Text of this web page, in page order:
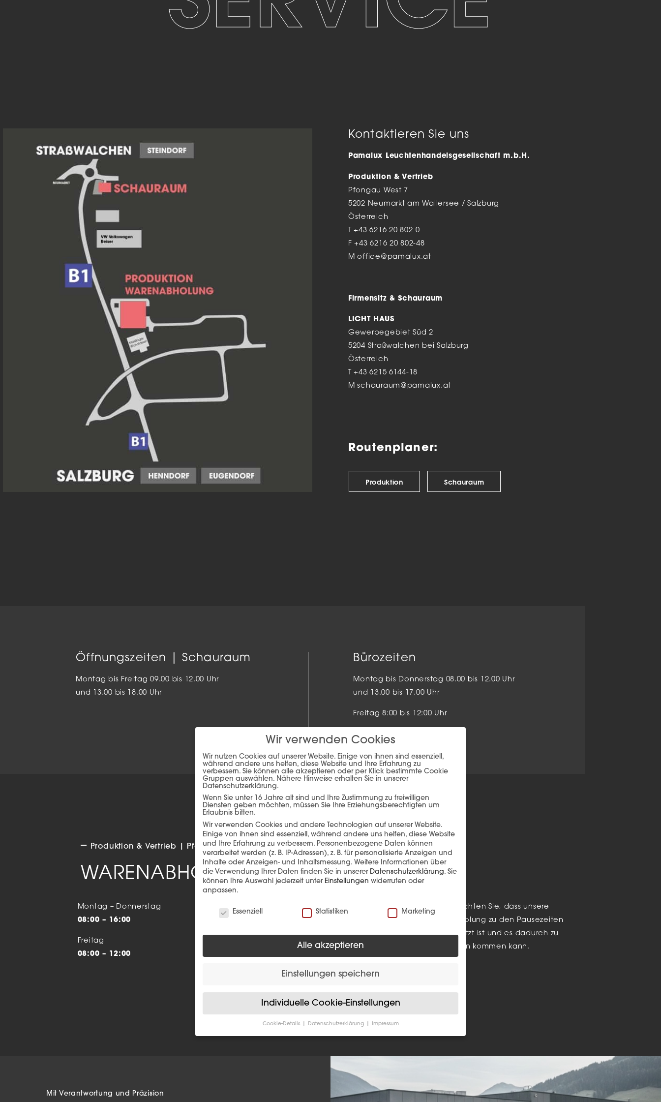
Deckenleuchten
Tisch- &
Stehleuchten
Kontaktieren Sie uns
Pamalux Leuchtenhandelsgesellschaft m.b.H.
Produktion & Vertrieb
Pfongau West 7
5202 Neumarkt am Wallersee / Salzburg
Österreich
T+43 6216 20 802-0
F +43 6216 20 802-48
Moffice@pamalux.at
Firmensitz & Schauraum
LICHT HAUS
Gewerbegebiet Süd 2
5204 Straßwalchen bei Salzburg
Österreich
T+43 6215 6144-18
Mschauraum@pamalux.at
Routenplaner:
Produktion Schauraum
Öffnungszeiten | Schauraum
Montag bis Freitag 09.00 bis 12.00 Uhr
und 13.00 bis 18.00 Uhr
Bürozeiten
Montag bis Donnerstag 08.00 bis 12.00 Uhr
und 13.00 bis 17.00 Uhr
Freitag 8:00 bis 12:00 Uhr
Produktion & Vertrieb | Pfongau West 7
WARENABHOLUNG /-ANLIEFERUNG
Montag – Donnerstag
08:00 – 16:00
Freitag
08:00 – 12:00
12:00 – 12:30
*Bitte beachten Sie, dass unsere
Warenabholung zu den Pausezeiten
nicht besetzt ist und es dadurch zu
Wartezeiten kommen kann.
Mit Verantwortung und Präzision
Wir verwenden Cookies
Wir nutzen Cookies auf unserer Website. Einige von ihnen sind essenziell,
während andere uns helfen, diese Website und Ihre Erfahrung zu
verbessern. Sie können alle akzeptieren oder per Klick bestimmte Cookie
Gruppen auswählen. Nähere Hinweise erhalten Sie in unserer
Datenschutzerklärung.
Wenn Sie unter 16 Jahre alt sind und Ihre Zustimmung zu freiwilligen
Diensten geben möchten, müssen Sie Ihre Erziehungsberechtigten um
Erlaubnis bitten.
Wir verwenden Cookies und andere Technologien auf unserer Website.
Einige von ihnen sind essenziell, während andere uns helfen, diese Website
und Ihre Erfahrung zu verbessern. Personenbezogene Daten können
verarbeitet werden (z. B. IP-Adressen), z. B. für personalisierte Anzeigen und
Inhalte oder Anzeigen- und Inhaltsmessung. Weitere Informationen über
die Verwendung Ihrer Daten finden Sie in unserer Datenschutzerklärung. Sie
können Ihre Auswahl jederzeit unter Einstellungen widerrufen oder
anpassen.
Essenziell
Statistiken Marketing
Alle akzeptieren
Einstellungen speichern
Individuelle Cookie-Einstellungen
Cookie-Details Datenschutzerklärung Impressum
Datenschutzeinstellungen
Diensten geben möchten, müssen Sie Ihre Erziehungsberechtigten um
Wir verwenden Cookies und andere Technologien auf unserer Website.
Einige von ihnen sind essenziell, während andere uns helfen, diese Website
Personenbezogene Daten können